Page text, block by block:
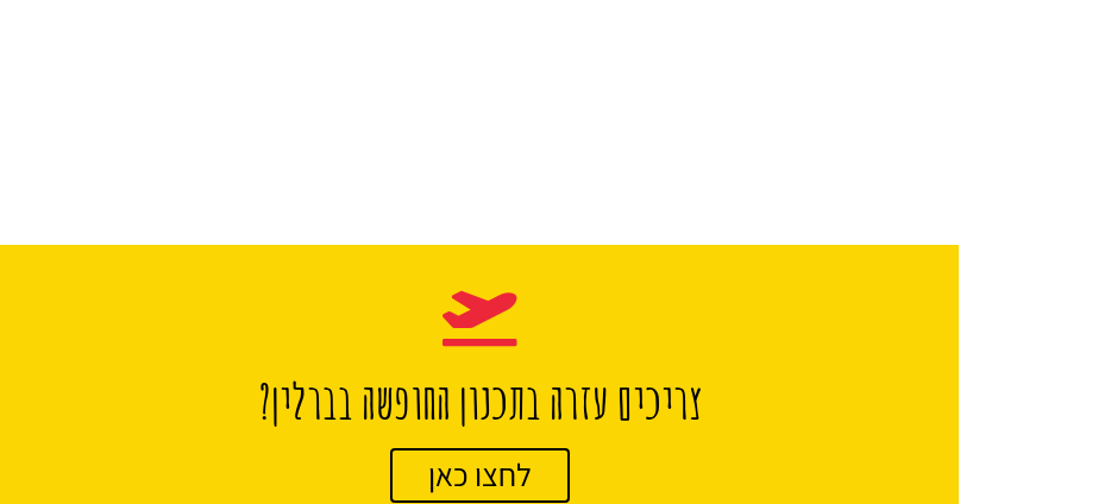
צריכים עזרה בתכנון החופשה בברלין?
לחצו כאן